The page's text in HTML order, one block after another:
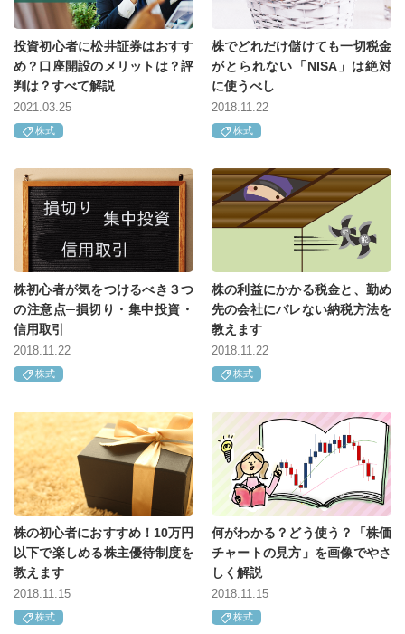
投資初心者に松井証券はおすす
め？口座開設のメリットは？評
判は？すべて解説
2021.03.25
株式
株でどれだけ儲けても一切税金
がとられない「NISA」は絶対
に使うべし
2018.11.22
株式
株初心者が気をつけるべき３つ
の注意点─損切り・集中投資・
信用取引
2018.11.22
株式
株の利益にかかる税金と、勤め
先の会社にバレない納税方法を
教えます
2018.11.22
株式
株の初心者におすすめ！10万円
以下で楽しめる株主優待制度を
教えます
2018.11.15
株式
何がわかる？どう使う？「株価
チャートの見方」を画像でやさ
しく解説
2018.11.15
株式